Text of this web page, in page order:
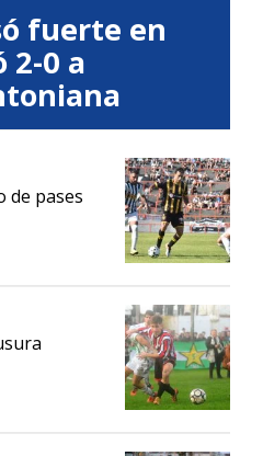
fuerte en
2-0 a
de pases